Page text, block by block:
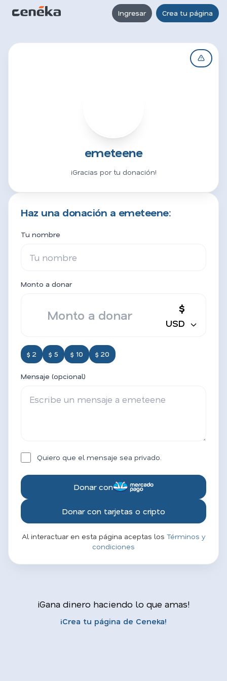
Ingresar Crea tu página
emeteene
¡Gracias por tu donación!
Haz una donación a emeteene:
Tu nombre
Monto a donar
$
USD
$ 2 $ 5 $ 10 $ 20
Mensaje (opcional)
Quiero que el mensaje sea privado.
Donar con
Donar con tarjetas o cripto
Al interactuar en esta página aceptas los Términos y
condiciones
¡Gana dinero haciendo lo que amas!
¡Crea tu página de Ceneka!